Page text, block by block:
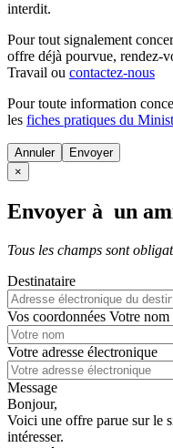
interdit.
Pour tout signalement
offre déjà pourvue, rendez-
Travail ou contactez-nous
Pour toute information
les fiches pratiques du
Annuler
×
Envoyer à un
Tous les champs sont
Destinataire
Vos coordonnées Votre nom
Votre adresse électronique
Message
Bonjour,
Voici une offre parue sur le
intéresser.